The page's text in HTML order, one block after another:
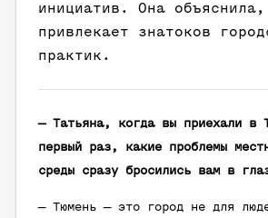
инициатив. Она
привлекает знатоков
практик.
— Татьяна, когда вы приехали в
первый раз, какие проблемы
среды сразу бросились вам в
— Тюмень — это город не для